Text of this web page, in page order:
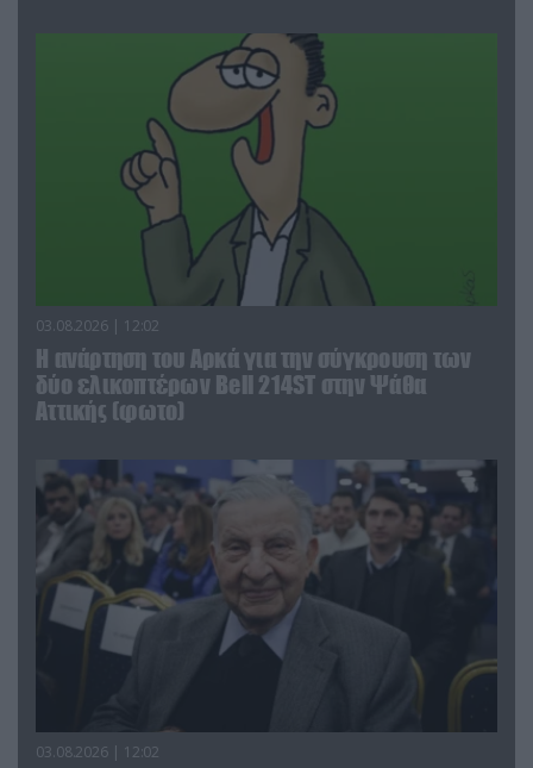
03.08.2026 | 12:02
Η ανάρτηση του Αρκά για την σύγκρουση των
δύο ελικοπτέρων Bell 214ST στην Ψάθα
Αττικής (φωτο)
03.08.2026 | 12:02